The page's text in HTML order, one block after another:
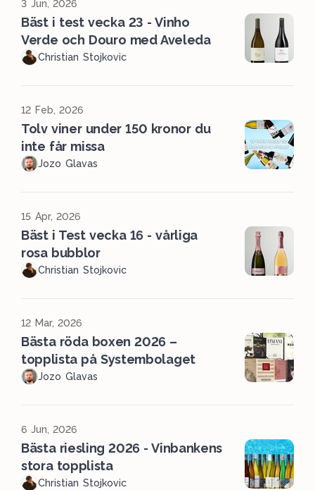
3 Jun, 2026
Bäst i test vecka 23 - Vinho
Verde och Douro med Aveleda
Christian Stojkovic
12 Feb, 2026
Tolv viner under 150 kronor du
inte får missa
Jozo Glavas
15 Apr, 2026
Bäst i Test vecka 16 - vårliga
rosa bubblor
Christian Stojkovic
12 Mar, 2026
Bästa röda boxen 2026 –
topplista på Systembolaget
Jozo Glavas
6 Jun, 2026
Bästa riesling 2026 - Vinbankens
stora topplista
Christian Stojkovic